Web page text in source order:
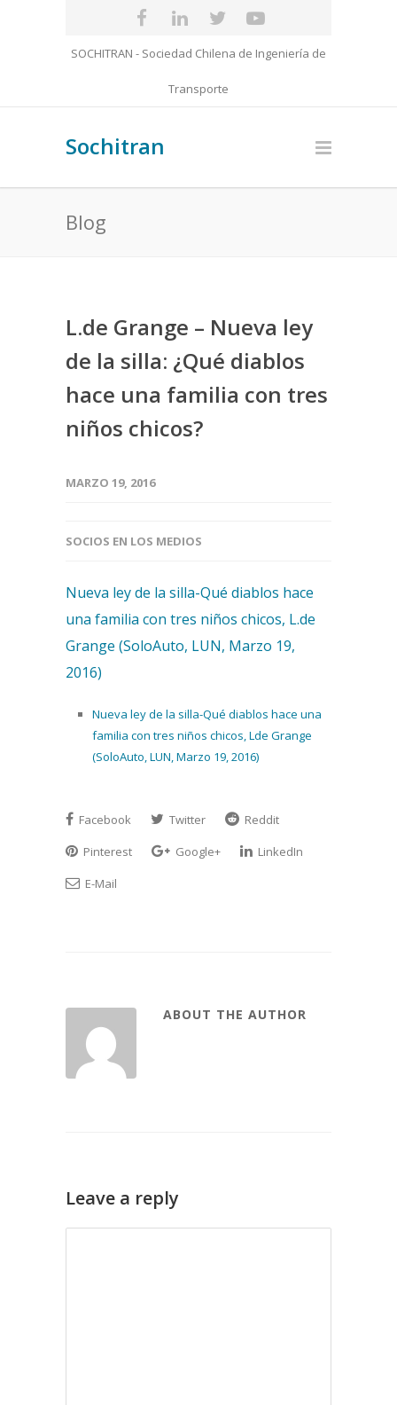
SOCHITRAN - Sociedad Chilena de Ingeniería de
Transporte
Sochitran
Blog
L.de Grange – Nueva ley
de la silla: ¿Qué diablos
hace una familia con tres
niños chicos?
MARZO 19, 2016
SOCIOS EN LOS MEDIOS
Nueva ley de la silla-Qué diablos hace
una familia con tres niños chicos, L.de
Grange (SoloAuto, LUN, Marzo 19,
2016)
Nueva ley de la silla-Qué diablos hace una
familia con tres niños chicos, Lde Grange
(SoloAuto, LUN, Marzo 19, 2016)
Facebook Twitter
Reddit
Pinterest
Google+
LinkedIn
E-Mail
ABOUT THE AUTHOR
Leave a reply